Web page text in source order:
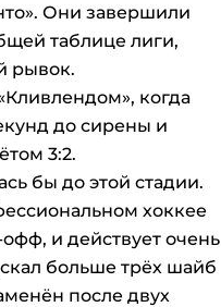
Они завершили
таблице лиги,
рывок.
когда
до сирены и
3:2.
бы до этой стадии.
хоккее
и действует очень
больше трёх шайб
после двух